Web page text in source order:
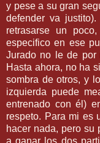
y pese a su gran
defender va justito).
retrasarse un poco,
especifico en ese
Jurado no le de por
Hasta ahora, no ha
sombra de otros, y
izquierda puede
entrenado con él)
respeto. Para mi es
hacer nada, pero su